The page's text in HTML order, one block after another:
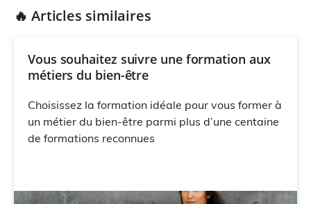
🔥 Articles similaires
Vous souhaitez suivre une formation aux
métiers du bien-être
Choisissez la formation idéale pour vous former à
un métier du bien-être parmi plus d’une centaine
de formations reconnues